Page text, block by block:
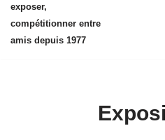
exposer,
compétitionner entre
amis depuis 1977